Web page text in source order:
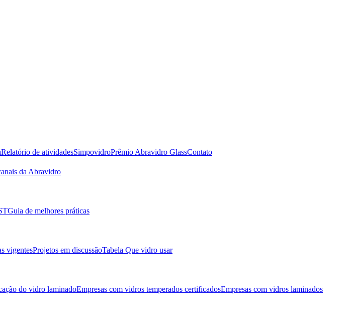
Relatório de atividadesSimpovidroPrêmio Abravidro GlassContato
da Abravidro
Guia de melhores práticas
vigentesProjetos em discussãoTabela Que vidro usar
do vidro laminadoEmpresas com vidros temperados certificadosEmpresas com vidros laminados